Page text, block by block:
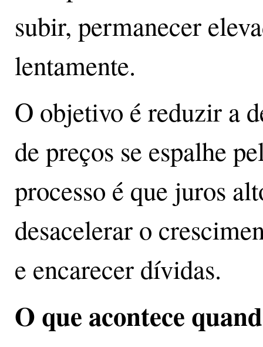
subir, permanecer
lentamente.
O objetivo é reduzir a
de preços se espalhe
processo é que juros
desacelerar o
e encarecer dívidas.
O que acontece